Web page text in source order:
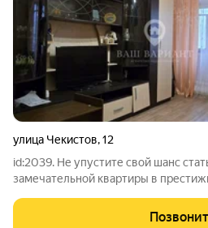
улица Чекистов,12
id:2039. Не упустите свой шанс
замечательной квартиры в
комнатная квартира в развитом